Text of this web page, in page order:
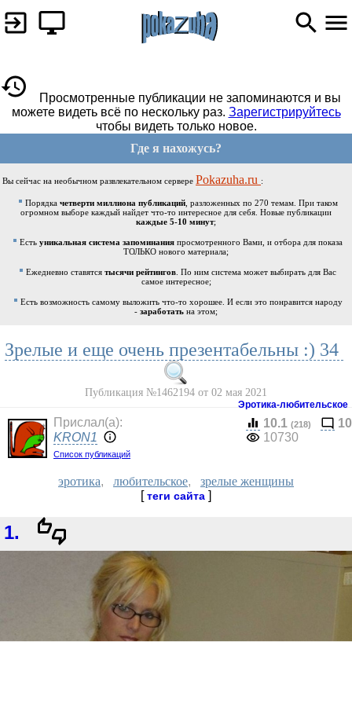
Просмотренные публикации не запоминаются и вы
можете видеть всё по нескольку раз. Зарегистрируйтесь
чтобы видеть только новое.
Где я нахожусь?
Вы сейчас на необычном развлекательном сервере Pokazuha.ru :
Порядка четверти миллиона публикаций, разложенных по 270 темам. При таком
огромном выборе каждый найдет что-то интересное для себя. Новые публикации
каждые 5-10 минут;
Есть уникальная система запоминания просмотренного Вами, и отбора для показа
ТОЛЬКО нового материала;
Ежедневно ставятся тысячи рейтингов . По ним система может выбирать для Вас
самое интересное;
Есть возможность самому выложить что-то хорошее. И если это понравится народу
- заработать на этом;
Зрелые и еще очень презентабельны :) 34
Публикация №1462194 от 02 мая 2021
Эротика-любительское
Прислал(a):
KRON1
Список публикаций
10.1 (218)
10
10730
эротика, любительское, зрелые женщины
[теги сайта ]
1.